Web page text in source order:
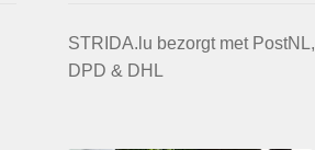
STRIDA.lu bezorgt met PostNL,
DPD & DHL